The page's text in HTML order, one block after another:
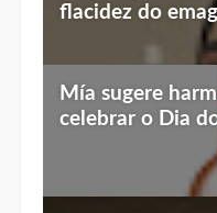
flacidez do
Mía sugere
celebrar o Dia